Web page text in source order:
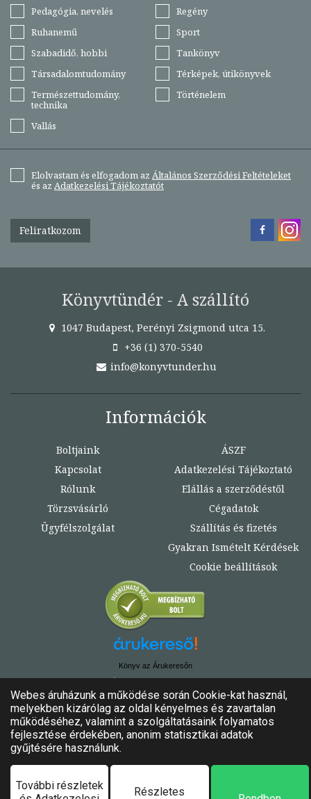
Pedagógia, nevelés
Regény
Ruhanemű
Sport
Szabadidő, hobbi
Tankönyv
Társadalomtudomány
Térképek, útikönyvek
Természettudomány,
technika
Történelem
Vallás
Elolvastam és elfogadom az Általános Szerződési Feltételeket
és az Adatkezelési Tájékoztatót
Feliratkozom
Könyvtündér - A szállító
1047 Budapest, Perényi Zsigmond utca 15.
+36 (1) 370-5540
info@konyvtunder.hu
Információk
Boltjaink
Kapcsolat
Rólunk
Törzsvásárló
Ügyfélszolgálat
ÁSZF
Adatkezelési Tájékoztató
Elállás a szerződéstől
Cégadatok
Szállítás és fizetés
Gyakran Ismételt Kérdések
Cookie beállítások
Könyv az Árukeresőn
Minden jog fenntartva!